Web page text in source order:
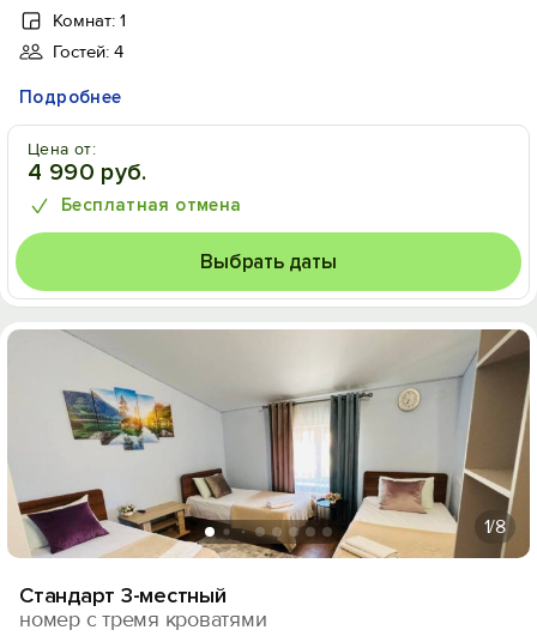
Комнат: 1
Гостей: 4
Подробнее
Цена от:
4 990 руб.
Бесплатная отмена
Выбрать даты
1/8
Стандарт 3-местный
номер с тремя кроватями